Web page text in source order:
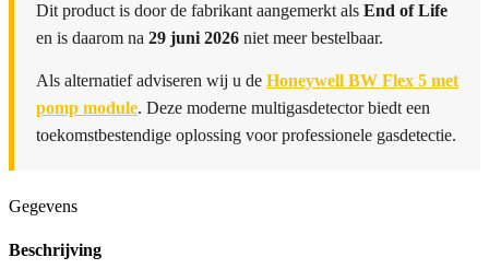
Dit product is door de fabrikant aangemerkt als End of Life
en is daarom na 29 juni 2026 niet meer bestelbaar.
Als alternatief adviseren wij u de Honeywell BW Flex 5 met
pomp module. Deze moderne multigasdetector biedt een
toekomstbestendige oplossing voor professionele gasdetectie.
Gegevens
Beschrijving